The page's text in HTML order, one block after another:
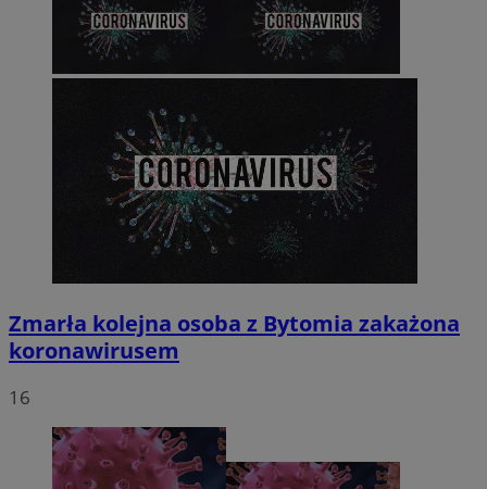
Zmarła kolejna osoba z Bytomia zakażona
koronawirusem
16